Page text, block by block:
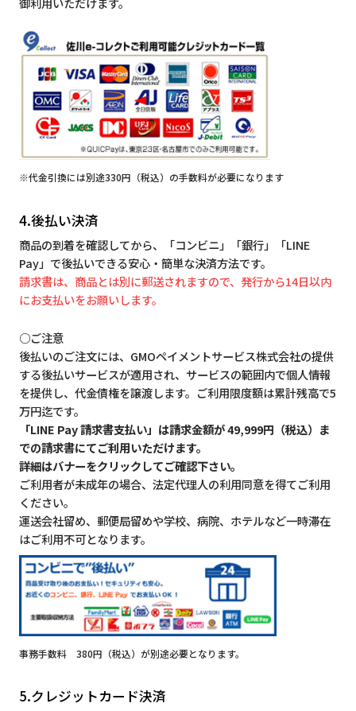
※代金引換には別途330円（税込）の手数料が必要になります
4.後払い決済
商品の到着を確認してから、「コンビニ」「銀行」「LINE
Pay」で後払いできる安心・簡単な決済方法です。
請求書は、商品とは別に郵送されますので、発行から14日以内
にお支払いをお願いします。
○ご注意
後払いのご注文には、GMOペイメントサービス株式会社の提供
する後払いサービスが適用され、サービスの範囲内で個人情報
を提供し、代金債権を譲渡します。ご利用限度額は累計残高で5
万円迄です。
「LINE Pay 請求書支払い」は請求金額が 49,999円（税込）ま
での請求書にてご利用いただけます。
詳細はバナーをクリックしてご確認下さい。
ご利用者が未成年の場合、法定代理人の利用同意を得てご利用
ください。
運送会社留め、郵便局留めや学校、病院、ホテルなど一時滞在
はご利用不可となります。
事務手数料 380円（税込）が別途必要となります。
5.クレジットカード決済